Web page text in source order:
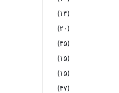
(۱۴)
(۲۰)
(۴۵)
(۱۵)
(۱۵)
(۴۷)